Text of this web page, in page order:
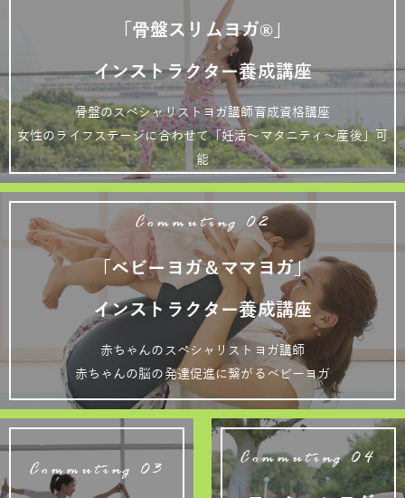
「骨盤スリムヨガ®」
インストラクター養成講座
骨盤のスペシャリストヨガ講師育成資格講座
女性のライフステージに合わせて「妊活～マタニティ～産後」可
能
Commuting 02
「ベビーヨガ＆ママヨガ」
インストラクター養成講座
赤ちゃんのスペシャリストヨガ講師
赤ちゃんの脳の発達促進に繋がるベビーヨガ
Commuting 03
Commuting 04